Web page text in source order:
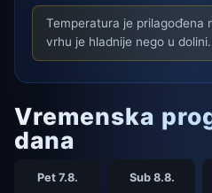
Temperatura je prilagođena
vrhu je hladnije nego u dolini.
Vremenska
dana
Pet 7.8. Sub 8.8.